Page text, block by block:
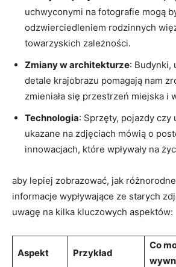
uchwyconymi na fotografie mogą
odzwierciedleniem rodzinnych
towarzyskich zależności.
Zmiany⁤ w ⁤architekturze: Budynki,
detale krajobrazu pomagają nam
zmieniała się przestrzeń miejska⁤ i
Technologia: Sprzęty, pojazdy czy
ukazane na zdjęciach mówią o
innowacjach, które wpływały⁤ na
aby ⁤lepiej zobrazować, jak
informacje wypływające ze⁢ starych
uwagę na kilka kluczowych aspektów:
Aspekt Przykład
Co